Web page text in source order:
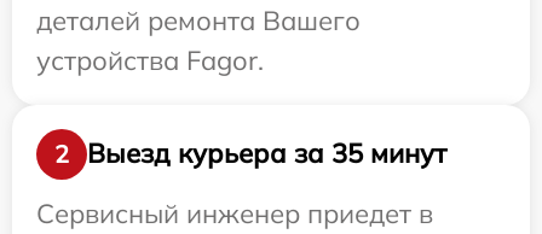
деталей ремонта Вашего
устройства Fagor.
2
Выезд курьера за 35 минут
Сервисный инженер приедет в